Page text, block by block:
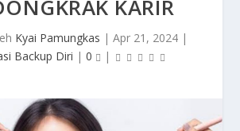
KARIR
Kyai Pamungkas | Apr 21, 2024|
Backup Diri | 0 |